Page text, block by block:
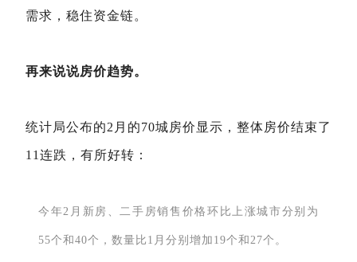
需求，稳住资金链。
再来说说房价趋势。
统计局公布的2月的70城房价显示，整体房价结束了
11连跌，有所好转：
今年2月新房、二手房销售价格环比上涨城市分别为
55个和40个，数量比1月分别增加19个和27个。